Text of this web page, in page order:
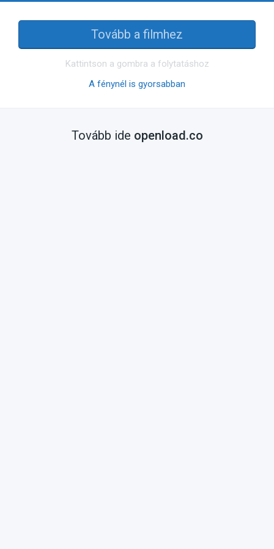
Tovább a filmhez
Kattintson a gombra a folytatáshoz
A fénynél is gyorsabban
Tovább ide openload.co